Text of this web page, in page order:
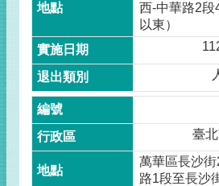
西-中華路2段
以東）
臺
萬華區長沙
路1段至長沙